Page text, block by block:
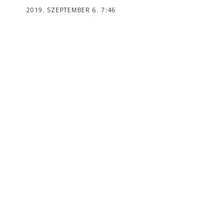
2019. SZEPTEMBER 6. 7:46